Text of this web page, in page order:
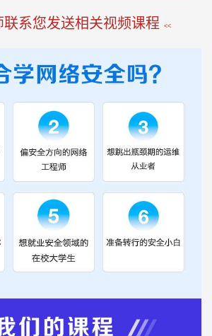
联系您发送相关视频课程 <<